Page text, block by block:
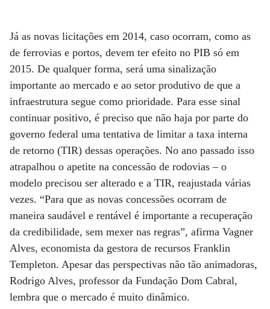
Já as novas licitações em 2014, caso ocorram, como as
de ferrovias e portos, devem ter efeito no PIB só em
2015. De qualquer forma, será uma sinalização
importante ao mercado e ao setor produtivo de que a
infraestrutura segue como prioridade. Para esse sinal
continuar positivo, é preciso que não haja por parte do
governo federal uma tentativa de limitar a taxa interna
de retorno (TIR) dessas operações. No ano passado isso
atrapalhou o apetite na concessão de rodovias – o
modelo precisou ser alterado e a TIR, reajustada várias
vezes. “Para que as novas concessões ocorram de
maneira saudável e rentável é importante a recuperação
da credibilidade, sem mexer nas regras”, afirma Vagner
Alves, economista da gestora de recursos Franklin
Templeton. Apesar das perspectivas não tão animadoras,
Rodrigo Alves, professor da Fundação Dom Cabral,
lembra que o mercado é muito dinâmico.